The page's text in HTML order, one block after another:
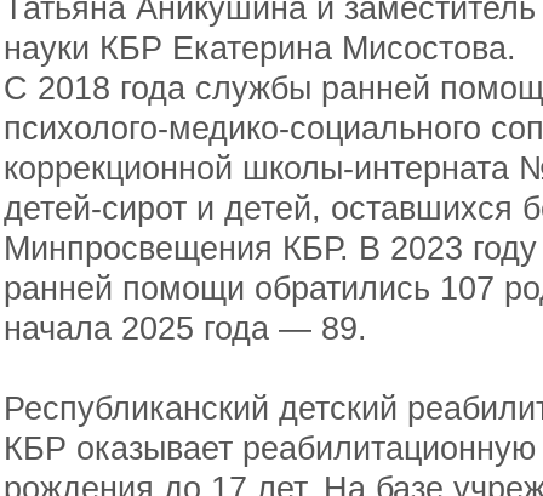
Татьяна Аникушина и
науки КБР Екатерина Мисостова.
С 2018 года службы ранней
психолого-медико-социального
коррекционной школы-интерната
детей-сирот и детей, оставшихся
Минпросвещения КБР. В 2023
ранней помощи обратились 107
начала 2025 года — 89.
Республиканский детский
КБР оказывает
рождения до 17 лет. На базе